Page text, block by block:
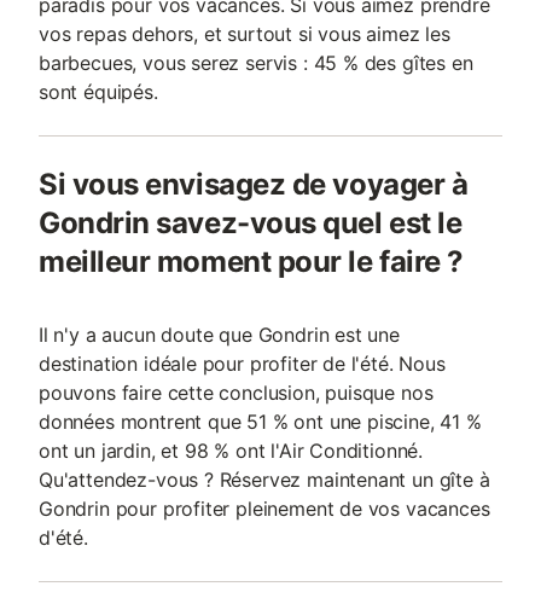
paradis pour vos vacances. Si vous aimez prendre
vos repas dehors, et surtout si vous aimez les
barbecues, vous serez servis : 45 % des gîtes en
sont équipés.
Si vous envisagez de voyager à
Gondrin savez-vous quel est le
meilleur moment pour le faire ?
Il n'y a aucun doute que Gondrin est une
destination idéale pour profiter de l'été. Nous
pouvons faire cette conclusion, puisque nos
données montrent que 51 % ont une piscine, 41 %
ont un jardin, et 98 % ont l'Air Conditionné.
Qu'attendez-vous ? Réservez maintenant un gîte à
Gondrin pour profiter pleinement de vos vacances
d'été.